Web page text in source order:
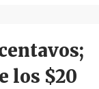
a
los $20